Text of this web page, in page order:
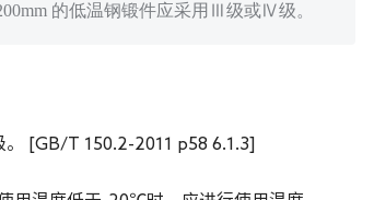
的低温钢锻件应采用Ⅲ级或Ⅳ级。
[GB/T 150.2-2011 p58 6.1.3]